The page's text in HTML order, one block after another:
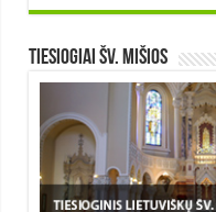
TIESIOGIAI šv. MIŠIOS